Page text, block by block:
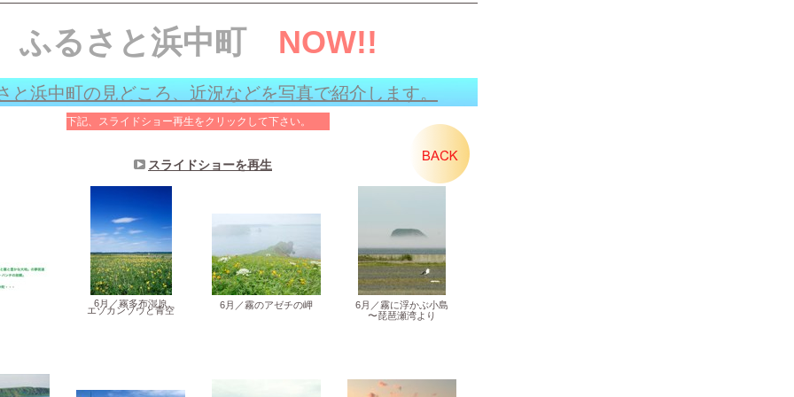
ふるさと浜中町 NOW!!
6月／霧多布湿原
エゾカンゾウと青空 6月／霧のアゼチの岬
6月／霧に浮かぶ小島
〜琵琶瀬湾より
登録
スライドショーを再生
と浜中町の見どころ、近況などを写真で紹介します。
下記、スライドショー再生をクリックして下さい。